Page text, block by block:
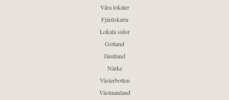
Våra lokaler
Fjärilskarta
Lokala sidor
Gotland
Jämtland
Närke
Västerbotten
Västmanland